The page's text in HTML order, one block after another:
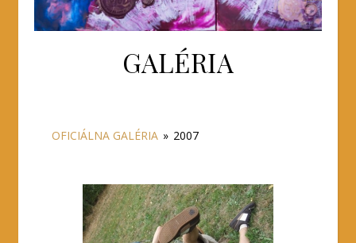
GALÉRIA
OFICIÁLNA GALÉRIA » 2007